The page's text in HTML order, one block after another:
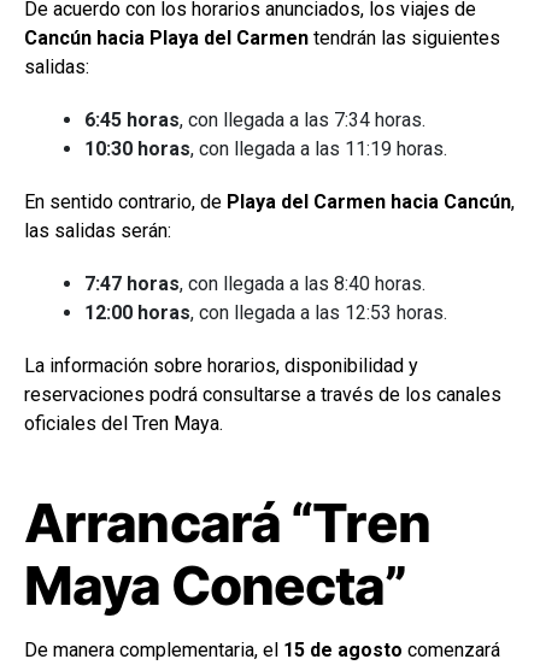
De acuerdo con los horarios anunciados, los viajes de
Cancún hacia Playa del Carmen tendrán las siguientes
salidas:
6:45 horas, con llegada a las 7:34 horas.
10:30 horas, con llegada a las 11:19 horas.
En sentido contrario, de Playa del Carmen hacia Cancún,
las salidas serán:
7:47 horas, con llegada a las 8:40 horas.
12:00 horas, con llegada a las 12:53 horas.
La información sobre horarios, disponibilidad y
reservaciones podrá consultarse a través de los canales
oficiales del Tren Maya.
Arrancará “Tren
Maya Conecta”
De manera complementaria, el 15 de agosto comenzará